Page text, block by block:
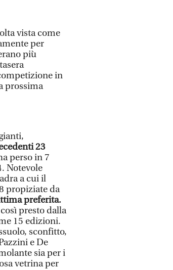
vista come
per
più
in
prossima
23
perso in 7
Notevole
a cui il
propiziate da
preferita.
presto dalla
15 edizioni.
sconfitto,
e De
sia per i
vetrina per